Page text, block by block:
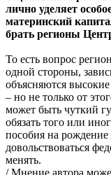
лично уделяет
материнский
брать регионы
То есть вопрос
одной стороны,
объясняются
– но не только от
может быть чуткий
обязать того или
пособия на рождение
довольствоваться
менять.
/ Мнение автора